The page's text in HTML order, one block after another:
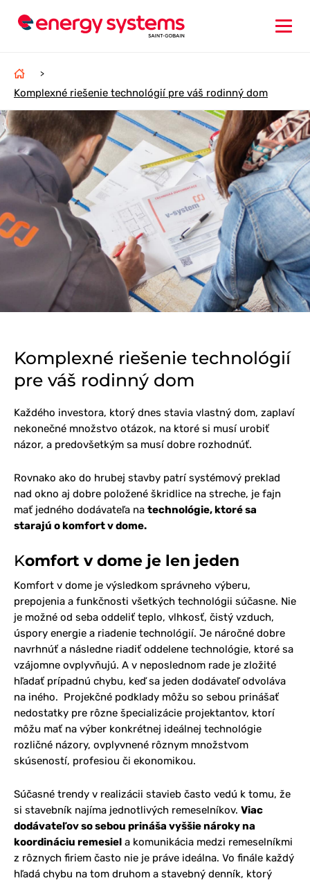
>
Komplexné riešenie technológií pre váš rodinný dom
Komplexné riešenie technológií
pre váš rodinný dom
Každého investora, ktorý dnes stavia vlastný dom, zaplaví
nekonečné množstvo otázok, na ktoré si musí urobiť
názor, a predovšetkým sa musí dobre rozhodnúť.
Rovnako ako do hrubej stavby patrí systémový preklad
nad okno aj dobre položené škridlice na streche, je fajn
mať jedného dodávateľa na technológie, ktoré sa
starajú o komfort v dome.
Komfort v dome je len jeden
Komfort v dome je výsledkom správneho výberu,
prepojenia a funkčnosti všetkých technológii súčasne. Nie
je možné od seba oddeliť teplo, vlhkosť, čistý vzduch,
úspory energie a riadenie technológií. Je náročné dobre
navrhnúť a následne riadiť oddelene technológie, ktoré sa
vzájomne ovplyvňujú. A v neposlednom rade je zložité
hľadať prípadnú chybu, keď sa jeden dodávateľ odvoláva
na iného. Projekčné podklady môžu so sebou prinášať
nedostatky pre rôzne špecializácie projektantov, ktorí
môžu mať na výber konkrétnej ideálnej technológie
rozličné názory, ovplyvnené rôznym množstvom
skúseností, profesiou či ekonomikou.
Súčasné trendy v realizácii stavieb často vedú k tomu, že
si stavebník najíma jednotlivých remeselníkov. Viac
dodávateľov so sebou prináša vyššie nároky na
koordináciu remesiel a komunikácia medzi remeselníkmi
z rôznych firiem často nie je práve ideálna. Vo finále každý
hľadá chybu na tom druhom a stavebný denník, ktorý